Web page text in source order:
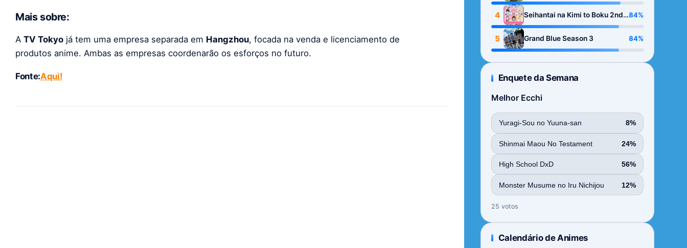
Mais sobre:
A TV Tokyo já tem uma empresa separada em Hangzhou, focada na venda e licenciamento de
produtos anime. Ambas as empresas coordenarão os esforços no futuro.
Fonte:Aqui!
4
Seihantai na Kimi to Boku 2nd
Season
84%
5 Grand Blue Season 3 84%
Enquete da Semana
Melhor Ecchi
Yuragi-Sou no Yuuna-san 8%
Shinmai Maou No Testament 24%
High School DxD 56%
Monster Musume no Iru Nichijou 12%
25 votos
Calendário de Animes